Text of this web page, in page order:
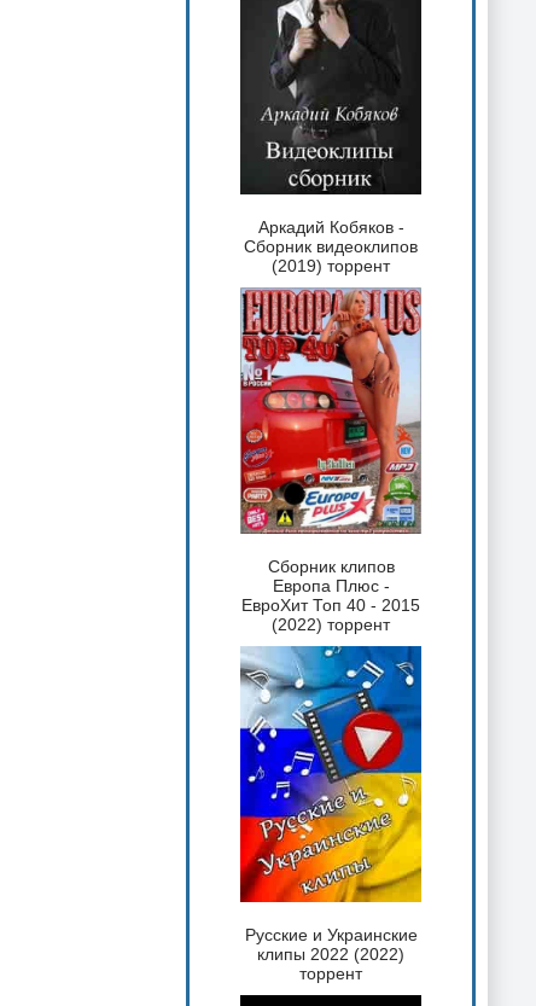
Аркадий Кобяков -
Сборник видеоклипов
(2019) торрент
Сборник клипов
Европа Плюс -
ЕвроХит Топ 40 - 2015
(2022) торрент
Русские и Украинские
клипы 2022 (2022)
торрент